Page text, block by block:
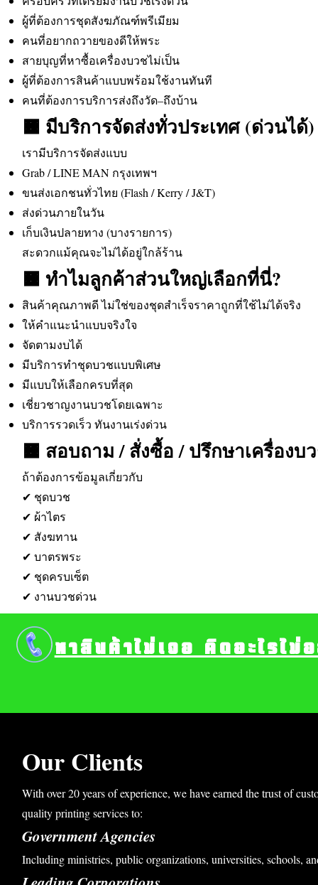
ผู้ที่ต้องการชุดสังฆภัณฑ์พรีเมียม
คนที่อยากถวายของดีให้พระ
สายบุญที่หาซื้อเครื่องบวชไม่เป็น
ผู้ที่ต้องการสินค้าแบบพร้อมใช้งานทันที
คนที่ต้องการบริการส่งถึงวัด–ถึงบ้าน
🟧 มีบริการจัดส่งทั่วประเทศ (ด่วนได้)
เรามีบริการจัดส่งแบบ
Grab / LINE MAN กรุงเทพฯ
ขนส่งเอกชนทั่วไทย (Flash / Kerry / J&T)
ส่งด่วนภายในวัน
เก็บเงินปลายทาง (บางรายการ)
สะดวกแม้คุณจะไม่ได้อยู่ใกล้ร้าน
🟧 ทำไมลูกค้าส่วนใหญ่เลือกที่นี่?
สินค้าคุณภาพดี ไม่ใช่ของชุดสำเร็จราคาถูกที่ใช้ไม่ได้จริง
ให้คำแนะนำแบบจริงใจ
จัดตามงบได้
มีบริการทำชุดบวชแบบพิเศษ
มีแบบให้เลือกครบที่สุด
เชี่ยวชาญงานบวชโดยเฉพาะ
บริการรวดเร็ว ทันงานเร่งด่วน
🟧 สอบถาม / สั่งซื้อ / ปรึกษาเครื่องบ
ถ้าต้องการข้อมูลเกี่ยวกับ
✔ ชุดบวช
✔ ผ้าไตร
✔ สังฆทาน
✔ บาตรพระ
✔ ชุดครบเซ็ต
✔ งานบวชด่วน
Our Clients
With over 20 years of experience, we have earned the trust of
quality printing services to:
Government Agencies
Including ministries, public organizations, universities, schools,
หาสินค้าไม่เจอ คิดอะไรไ